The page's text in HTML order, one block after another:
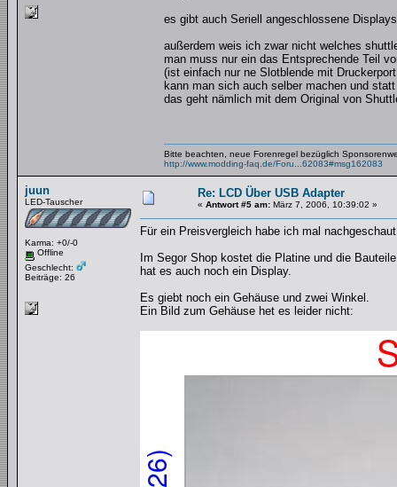
es gibt auch Seriell angeschlossene
außerdem weis ich zwar nicht welches
man muss nur ein das Entsprechende Teil
(ist einfach nur ne Slotblende mit
kann man sich auch selber machen und
das geht nämlich mit dem Original von
Bitte beachten, neue Forenregel bezüglich
http://www.modding-faq.de/Foru...62083#msg162083
juun
LED-Tauscher
Karma: +0/-0
Offline
Geschlecht:
Beiträge: 26
Re: LCD Über USB Adapter
« Antwort #5 am: März 7, 2006, 10:39:02 »
Für ein Preisvergleich habe ich mal
Im Segor Shop kostet die Platine und die
hat es auch noch ein Display.
Es giebt noch ein Gehäuse und zwei Winkel.
Ein Bild zum Gehäuse het es leider nicht: